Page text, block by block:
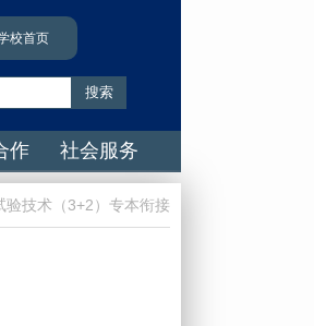
校首页
作 社会服务
技术（3+2）专本衔接